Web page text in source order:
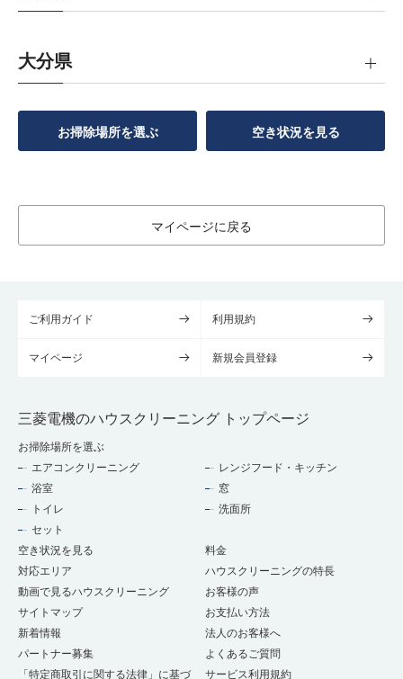
大分県
お掃除場所を選ぶ 空き状況を見る
マイページに戻る
ご利用ガイド 利用規約
マイページ 新規会員登録
三菱電機のハウスクリーニング トップページ
お掃除場所を選ぶ
エアコンクリーニング
レンジフード・キッチン
浴室
窓
トイレ
洗面所
セット
空き状況を見る
料金
対応エリア
ハウスクリーニングの特長
動画で見るハウスクリーニング
お客様の声
サイトマップ
お支払い方法
新着情報
法人のお客様へ
パートナー募集
よくあるご質問
「特定商取引に関する法律」に基づ
サービス利用規約